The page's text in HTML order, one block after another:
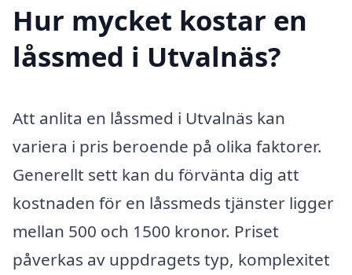
Hur mycket kostar en
låssmed i Utvalnäs?
Att anlita en låssmed i Utvalnäs kan
variera i pris beroende på olika faktorer.
Generellt sett kan du förvänta dig att
kostnaden för en låssmeds tjänster ligger
mellan 500 och 1500 kronor. Priset
påverkas av uppdragets typ, komplexitet